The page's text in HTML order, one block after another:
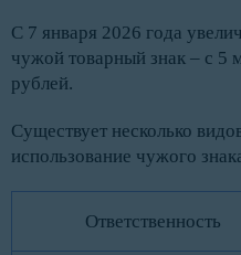
С 7 января 2026 года
чужой товарный знак – с 5
рублей.
Существует несколько
использование чужого
Ответственность